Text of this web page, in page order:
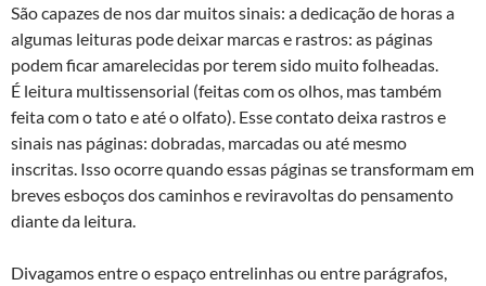
São capazes de nos dar muitos sinais: a dedicação de horas a
algumas leituras pode deixar marcas e rastros: as páginas
podem ficar amarelecidas por terem sido muito folheadas.
É leitura multissensorial (feitas com os olhos, mas também
feita com o tato e até o olfato). Esse contato deixa rastros e
sinais nas páginas: dobradas, marcadas ou até mesmo
inscritas. Isso ocorre quando essas páginas se transformam em
breves esboços dos caminhos e reviravoltas do pensamento
diante da leitura.
Divagamos entre o espaço entrelinhas ou entre parágrafos,